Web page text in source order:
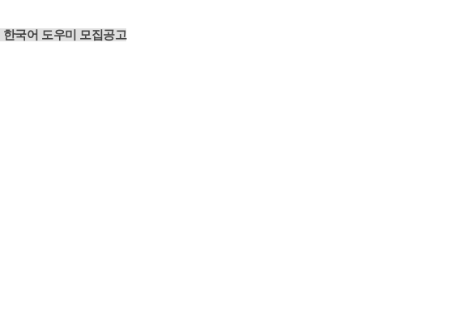
한국어 도우미 모집공고